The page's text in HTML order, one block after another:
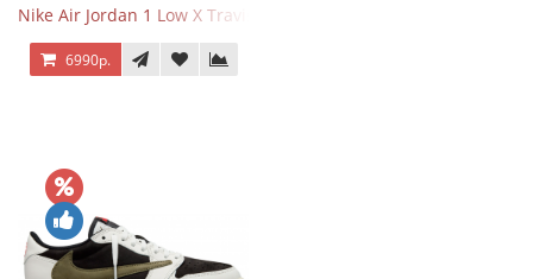
Nike Air Jordan 1 Low X Travis Scott Black Phantom
6990р.